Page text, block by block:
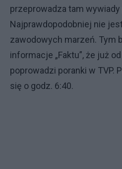
przeprowadza tam
Najprawdopodobniej nie
zawodowych marzeń. Tym
informacje „Faktu”, że już
poprowadzi poranki w TVP.
się o godz. 6:40.